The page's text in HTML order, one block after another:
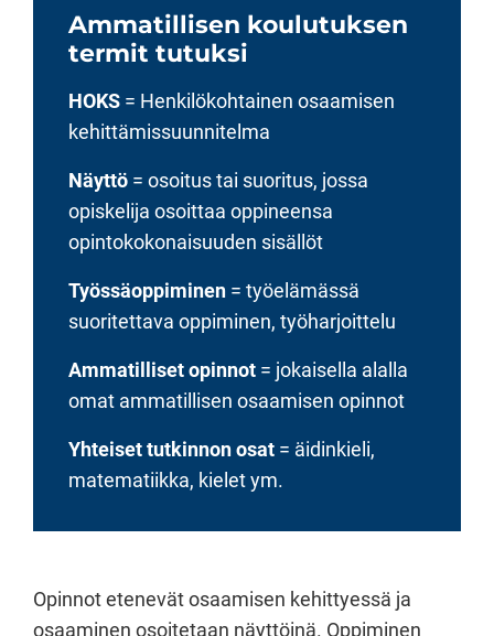
Ammatillisen koulutuksen
termit tutuksi
HOKS = Henkilökohtainen osaamisen
kehittämissuunnitelma
Näyttö = osoitus tai suoritus, jossa
opiskelija osoittaa oppineensa
opintokokonaisuuden sisällöt
Työssäoppiminen = työelämässä
suoritettava oppiminen, työharjoittelu
Ammatilliset opinnot = jokaisella alalla
omat ammatillisen osaamisen opinnot
Yhteiset tutkinnon osat = äidinkieli,
matematiikka, kielet ym.
Opinnot etenevät osaamisen kehittyessä ja
osaaminen osoitetaan näyttöinä. Oppiminen